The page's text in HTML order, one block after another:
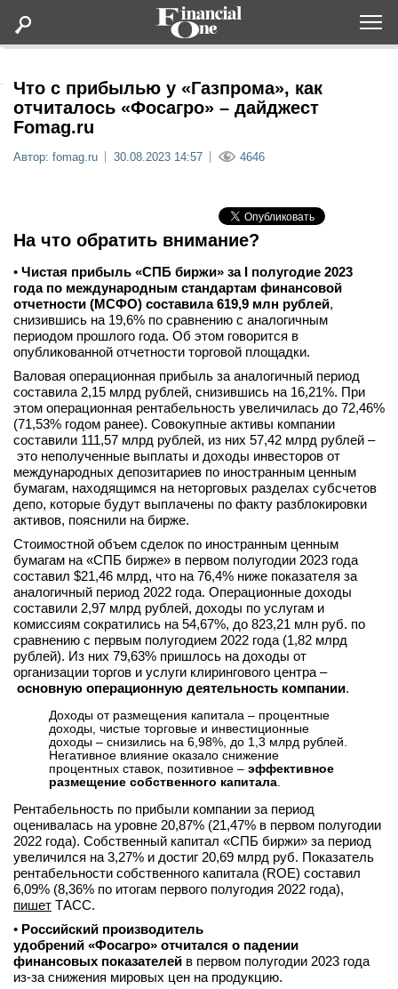
Статьи
Мероприятия
Новости
Интервью
вконтакте
телеграм
Стать автором
Вход
Что с прибылью у «Газпрома», как
отчиталось «Фосагро» – дайджест
Fomag.ru
Автор: fomag.ru 30.08.2023 14:57 4646
На что обратить внимание?
• Чистая прибыль «СПБ биржи» за I полугодие 2023
года по международным стандартам финансовой
отчетности (МСФО) составила 619,9 млн рублей,
снизившись на 19,6% по сравнению с аналогичным
периодом прошлого года. Об этом говорится в
опубликованной отчетности торговой площадки.
Валовая операционная прибыль за аналогичный период
составила 2,15 млрд рублей, снизившись на 16,21%. При
этом операционная рентабельность увеличилась до 72,46%
(71,53% годом ранее). Совокупные активы компании
составили 111,57 млрд рублей, из них 57,42 млрд рублей –
это неполученные выплаты и доходы инвесторов от
международных депозитариев по иностранным ценным
бумагам, находящимся на неторговых разделах субсчетов
депо, которые будут выплачены по факту разблокировки
активов, пояснили на бирже.
Стоимостной объем сделок по иностранным ценным
бумагам на «СПБ бирже» в первом полугодии 2023 года
составил $21,46 млрд, что на 76,4% ниже показателя за
аналогичный период 2022 года. Операционные доходы
составили 2,97 млрд рублей, доходы по услугам и
комиссиям сократились на 54,67%, до 823,21 млн руб. по
сравнению с первым полугодием 2022 года (1,82 млрд
рублей). Из них 79,63% пришлось на доходы от
организации торгов и услуги клирингового центра –
основную операционную деятельность компании.
Доходы от размещения капитала – процентные
доходы, чистые торговые и инвестиционные
доходы – снизились на 6,98%, до 1,3 млрд рублей.
Негативное влияние оказало снижение
процентных ставок, позитивное – эффективное
размещение собственного капитала
Рентабельность по прибыли компании за период
оценивалась на уровне 20,87% (21,47% в первом полугодии
2022 года). Собственный капитал «СПБ биржи» за период
увеличился на 3,27% и достиг 20,69 млрд руб. Показатель
рентабельности собственного капитала (ROE) составил
6,09% (8,36% по итогам первого полугодия 2022 года),
пишет ТАСС.
• Российский производитель
удобрений «Фосагро» отчитался о падении
финансовых показателей в первом полугодии 2023 года
из-за снижения мировых цен на продукцию.